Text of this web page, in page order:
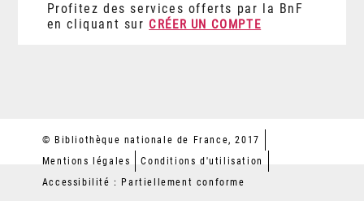
Profitez des services offerts par la BnF
en cliquant sur CRÉER UN COMPTE
© Bibliothèque nationale de France, 2017
Mentions légales
Conditions d'utilisation
Accessibilité : Partiellement conforme